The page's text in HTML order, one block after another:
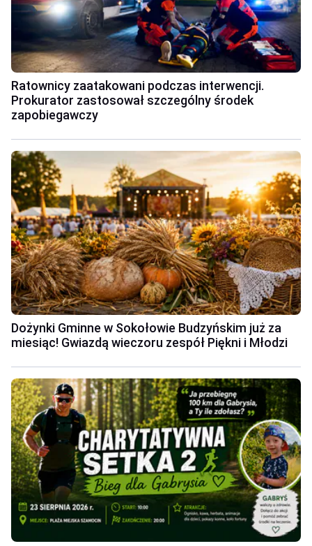
Ratownicy zaatakowani podczas interwencji.
Prokurator zastosował szczególny środek
zapobiegawczy
Dożynki Gminne w Sokołowie Budzyńskim już za
miesiąc! Gwiazdą wieczoru zespół Piękni i Młodzi